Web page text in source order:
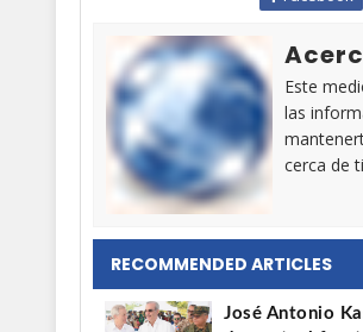
Este
las
cerca de
RECOMMENDED ARTICLES
José Antonio